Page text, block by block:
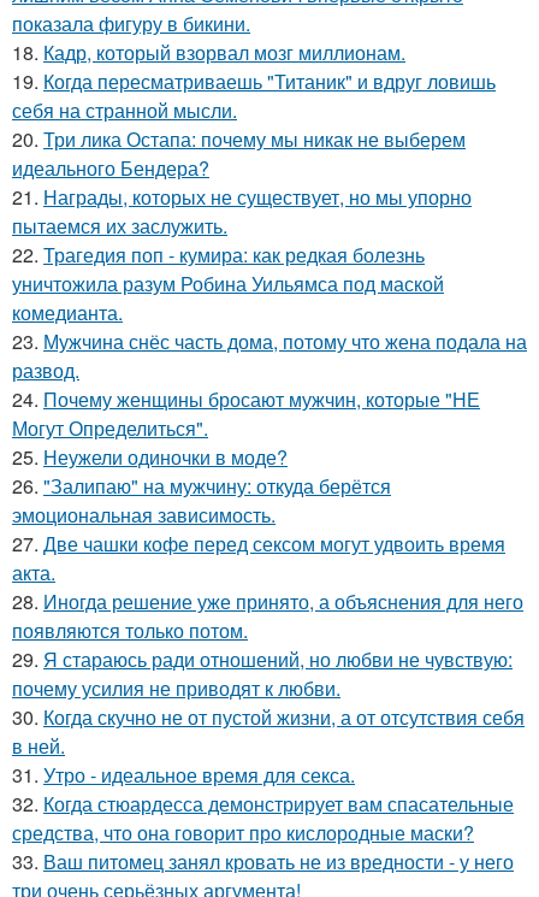
показала фигуру в бикини.
18. Кадр, который взорвал мозг миллионам.
19. Когда пересматриваешь "Титаник" и вдруг ловишь
себя на странной мысли.
20. Три лика Остапа: почему мы никак не выберем
идеального Бендера?
21. Награды, которых не существует, но мы упорно
пытаемся их заслужить.
22. Трагедия поп - кумира: как редкая болезнь
уничтожила разум Робина Уильямса под маской
комедианта.
23. Мужчина снёс часть дома, потому что жена подала на
развод.
24. Почему женщины бросают мужчин, которые "НЕ
Могут Определиться".
25. Неужели одиночки в моде?
26. "Залипаю" на мужчину: откуда берётся
эмоциональная зависимость.
27. Две чашки кофе перед сексом могут удвоить время
акта.
28. Иногда решение уже принято, а объяснения для него
появляются только потом.
29. Я стараюсь ради отношений, но любви не чувствую:
почему усилия не приводят к любви.
30. Когда скучно не от пустой жизни, а от отсутствия себя
в ней.
31. Утро - идеальное время для секса.
32. Когда стюардесса демонстрирует вам спасательные
средства, что она говорит про кислородные маски?
33. Ваш питомец занял кровать не из вредности - у него
три очень серьёзных аргумента!